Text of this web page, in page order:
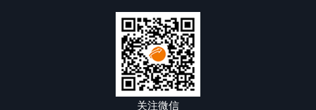
关注微信